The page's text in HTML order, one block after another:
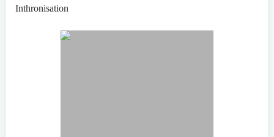
Inthronisation